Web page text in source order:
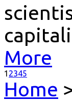
More
1 2345
Home